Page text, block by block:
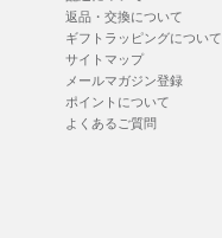
返品・交換について
ギフトラッピングについて
サイトマップ
メールマガジン登録
ポイントについて
よくあるご質問